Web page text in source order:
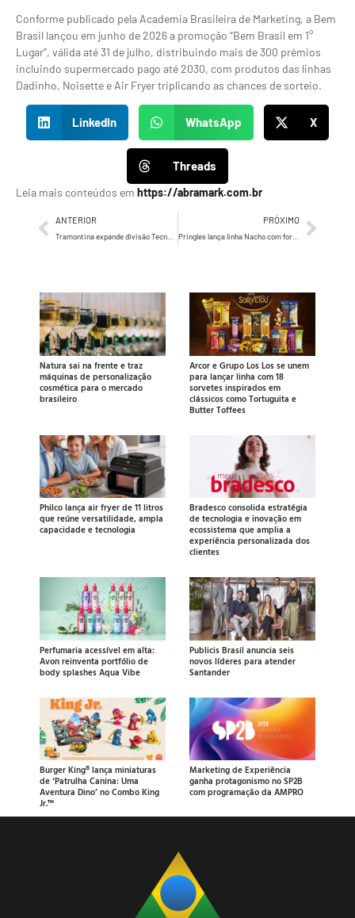
Conforme publicado pela Academia Brasileira de Marketing, a Bem
Brasil lançou em junho de 2026 a promoção “Bem Brasil em 1°
Lugar”, válida até 31 de julho, distribuindo mais de 300 prêmios
incluindo supermercado pago até 2030, com produtos das linhas
Dadinho, Noisette e Air Fryer triplicando as chances de sorteio.
LinkedIn WhatsApp X
Threads
Leia mais conteúdos em https://abramark.com.br
ANTERIOR
Tramontina expande divisão Tecnopeças para mercados agrícola, veículos elétricos e linha branca
PRÓXIMO
Pringles lança linha Nacho com formato icônico e embalagem em lata para o universo dos nachos
Natura sai na frente e traz
máquinas de personalização
cosmética para o mercado
brasileiro
Arcor e Grupo Los Los se unem
para lançar linha com 18
sorvetes inspirados em
clássicos como Tortuguita e
Butter Toffees
Philco lança air fryer de 11 litros
que reúne versatilidade, ampla
capacidade e tecnologia
Bradesco consolida estratégia
de tecnologia e inovação em
ecossistema que amplia a
experiência personalizada dos
clientes
Perfumaria acessível em alta:
Avon reinventa portfólio de
body splashes Aqua Vibe
Publicis Brasil anuncia seis
novos líderes para atender
Santander
Burger King® lança miniaturas
de ‘Patrulha Canina: Uma
Aventura Dino’ no Combo King
Jr.™
Marketing de Experiência
ganha protagonismo no SP2B
com programação da AMPRO